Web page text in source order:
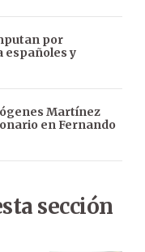
por
españoles y
Martínez
en Fernando
sección